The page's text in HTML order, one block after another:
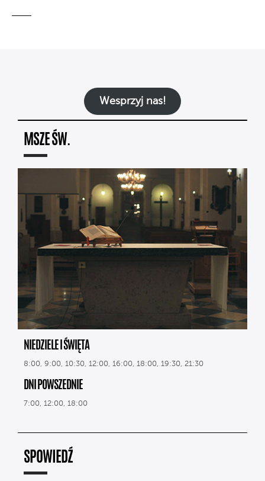
Wesprzyj nas!
MSZE ŚW.
NIEDZIELE I ŚWIĘTA
8:00, 9:00, 10:30, 12:00, 16:00, 18:00, 19:30, 21:30
DNI POWSZEDNIE
7:00, 12:00, 18:00
SPOWIEDŹ